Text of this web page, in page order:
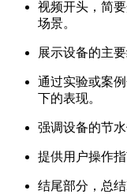
视频开头，简
场景。
展示设备的主
通过实验或案
下的表现。
强调设备的节
提供用户操作
结尾部分，总